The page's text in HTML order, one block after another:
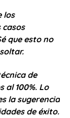
los
que esto no
de
100%. Lo
la sugerencia
de éxito.